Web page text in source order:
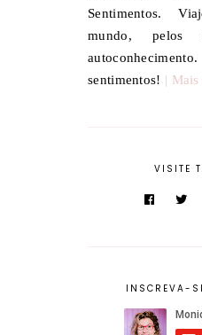
Sentimentos.
mundo,
sentimentos! |
VISITE
INSCREVA-